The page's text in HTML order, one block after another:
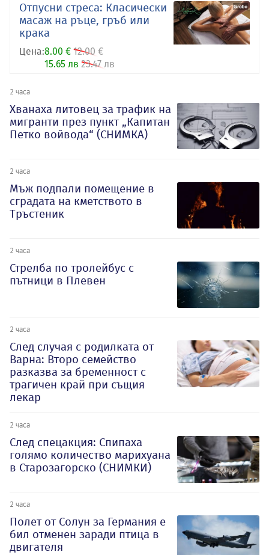
Отпусни стреса: Класически
масаж на ръце, гръб или
крака
Цена:8.00 € 12.00 €
15.65 лв 23.47 лв
2 часа
Хванаха литовец за трафик на
мигранти през пункт „Капитан
Петко войвода“ (СНИМКА)
2 часа
Мъж подпали помещение в
сградата на кметството в
Тръстеник
2 часа
Стрелба по тролейбус с
пътници в Плевен
2 часа
След случая с родилката от
Варна: Второ семейство
разказва за бременност с
трагичен край при същия
лекар
2 часа
След спецакция: Спипаха
голямо количество марихуана
в Старозагорско (СНИМКИ)
2 часа
Полет от Солун за Германия е
бил отменен заради птица в
двигателя